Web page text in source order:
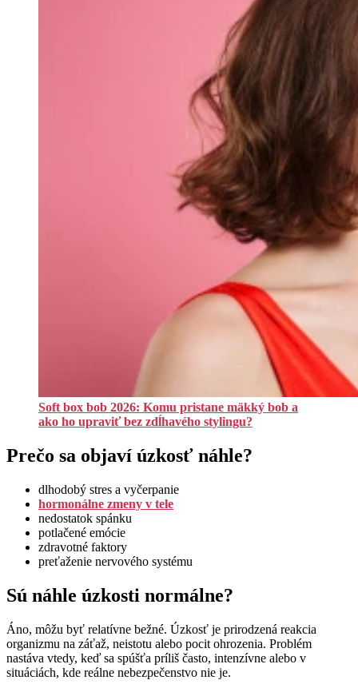
Soft box bob 2026: Komu pristane mäkký bob a
ako ho upraviť bez zdĺhavého stylingu?
Prečo sa objaví úzkosť náhle?
dlhodobý stres a vyčerpanie
hormonálne zmeny v tele
nedostatok spánku
potlačené emócie
zdravotné faktory
preťaženie nervového systému
Sú náhle úzkosti normálne?
Áno, môžu byť relatívne bežné. Úzkosť je prirodzená reakcia
organizmu na záťaž, neistotu alebo pocit ohrozenia. Problém
nastáva vtedy, keď sa spúšťa príliš často, intenzívne alebo v
situáciách, kde reálne nebezpečenstvo nie je.